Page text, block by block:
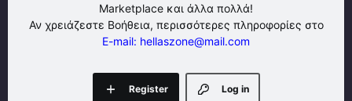
Marketplace και άλλα πολλά!
Αν χρειάζεστε Βοήθεια, περισσότερες πληροφορίες στο
E-mail: hellaszone@mail.com
Log in
Register